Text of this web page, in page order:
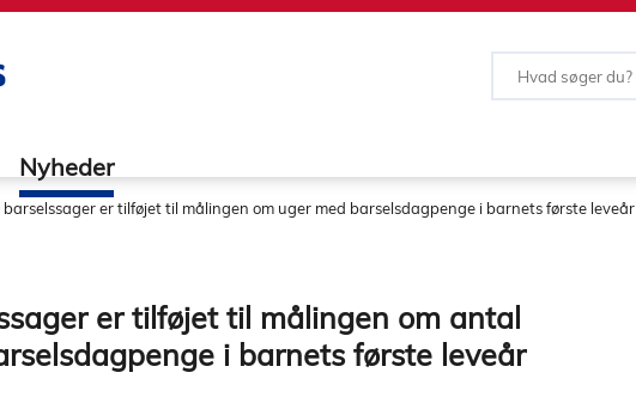
Nyheder
barselssager er tilføjet til målingen om uger med barselsdagpenge i barnets første leveår
er tilføjet til målingen om antal
i barnets første leveår